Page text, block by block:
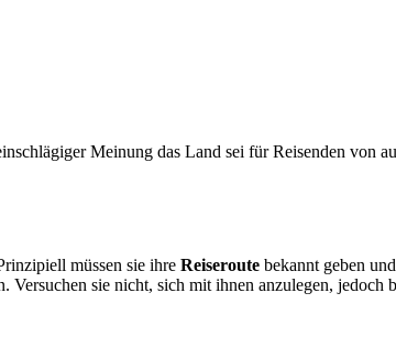
Meinung das Land sei für Reisenden von
müssen sie ihre Reiseroute bekannt geben
sie nicht, sich mit ihnen anzulegen, jedoch